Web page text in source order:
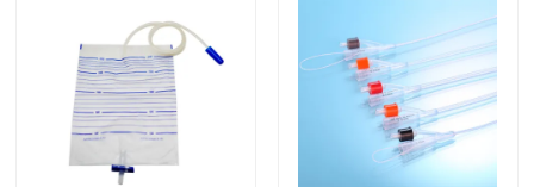
医学のシリコーン ゴム
医学のゴム製 ストッパー
ゴム製 スポイトのプランジャー